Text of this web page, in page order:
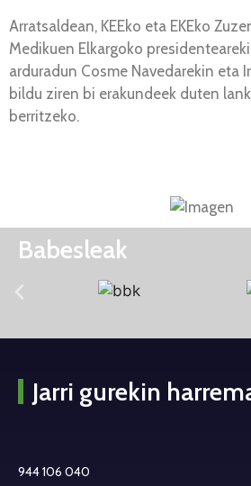
Arratsaldean, KEEko eta EKEko
Medikuen Elkargoko
arduradun Cosme Navedarekin eta
bildu ziren bi erakundeek duten
berritzeko.
Babesleak
Jarri gurekin
944 106 040